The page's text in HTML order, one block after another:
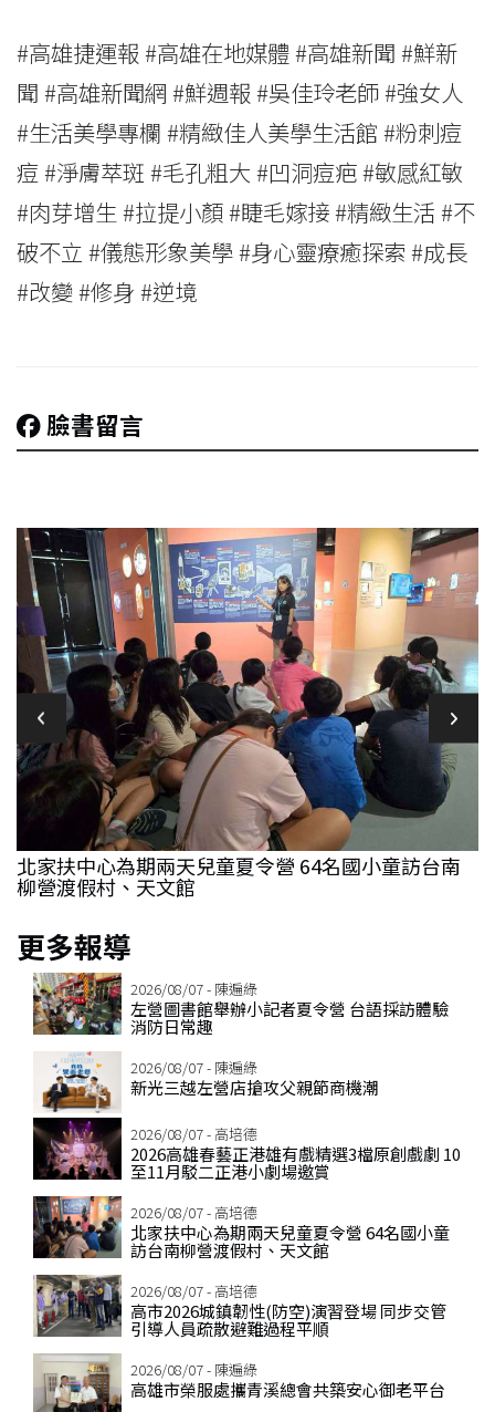
#高雄捷運報 #高雄在地媒體 #高雄新聞 #鮮新
聞 #高雄新聞網 #鮮週報 #吳佳玲老師 #強女人
#生活美學專欄 #精緻佳人美學生活館 #粉刺痘
痘 #淨膚萃斑 #毛孔粗大 #凹洞痘疤 #敏感紅敏
#肉芽增生 #拉提小顏 #睫毛嫁接 #精緻生活 #不
破不立 #儀態形象美學 #身心靈療癒探索 #成長
#改變 #修身 #逆境
臉書留言
北家扶中心為期兩天兒童夏令營 64名國小童訪台南
柳營渡假村、天文館
更多報導
2026/08/07 - 陳遍綠
左營圖書館舉辦小記者夏令營 台語採訪體驗
消防日常趣
2026/08/07 - 陳遍綠
新光三越左營店搶攻父親節商機潮
2026/08/07 - 高培德
2026高雄春藝正港雄有戲精選3檔原創戲劇 10
至11月駁二正港小劇場邀賞
2026/08/07 - 高培德
北家扶中心為期兩天兒童夏令營 64名國小童
訪台南柳營渡假村、天文館
2026/08/07 - 高培德
高市2026城鎮韌性(防空)演習登場 同步交管
引導人員疏散避難過程平順
2026/08/07 - 陳遍綠
高雄市榮服處攜青溪總會共築安心御老平台